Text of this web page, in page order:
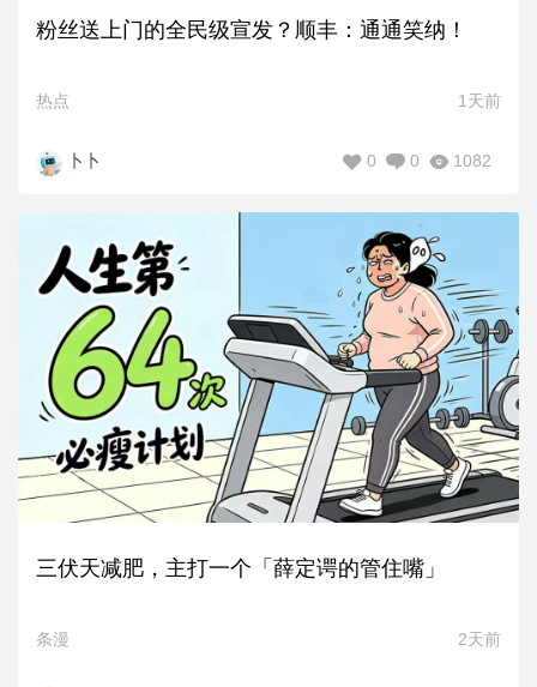
粉丝送上门的全民级宣发？顺丰：通通笑纳！
热点 1天前
卜卜 1082
0
0
三伏天减肥，主打一个「薛定谔的管住嘴」
条漫 2天前